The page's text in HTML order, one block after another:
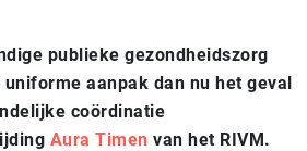
publieke gezondheidszorg
aanpak dan nu het geval
coördinatie
Aura Timen van het RIVM.